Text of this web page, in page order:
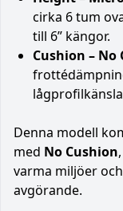
cirka 6 tum
till 6” kängor.
Cushion – No
Denna modell
med No Cushion
varma miljöer
avgörande.